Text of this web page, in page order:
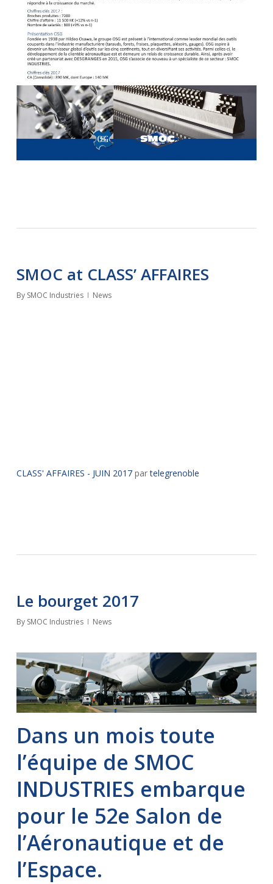
SMOC at CLASS’ AFFAIRES
By SMOC Industries News
CLASS' AFFAIRES - JUIN 2017 partelegrenoble
Le bourget 2017
By SMOC Industries News
Dans un mois toute
l’équipe de SMOC
INDUSTRIES embarque
pour le 52e Salon de
l’Aéronautique et de
l’Espace.